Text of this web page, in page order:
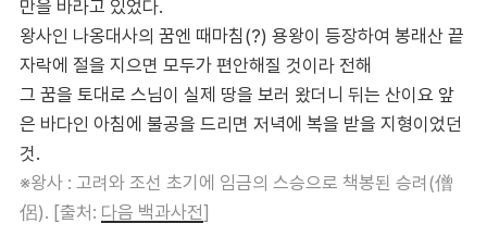
만을 바라고 있었다.
왕사인 나옹대사의 꿈엔 때마침(?) 용왕이 등장하여 봉래산 끝
자락에 절을 지으면 모두가 편안해질 것이라 전해
그 꿈을 토대로 스님이 실제 땅을 보러 왔더니 뒤는 산이요 앞
은 바다인 아침에 불공을 드리면 저녁에 복을 받을 지형이었던
것.
※왕사 : 고려와 조선 초기에 임금의 스승으로 책봉된 승려(僧
侶). [출처: 다음 백과사전]